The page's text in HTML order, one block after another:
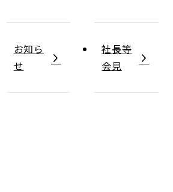
お知ら
せ
社長等
会見